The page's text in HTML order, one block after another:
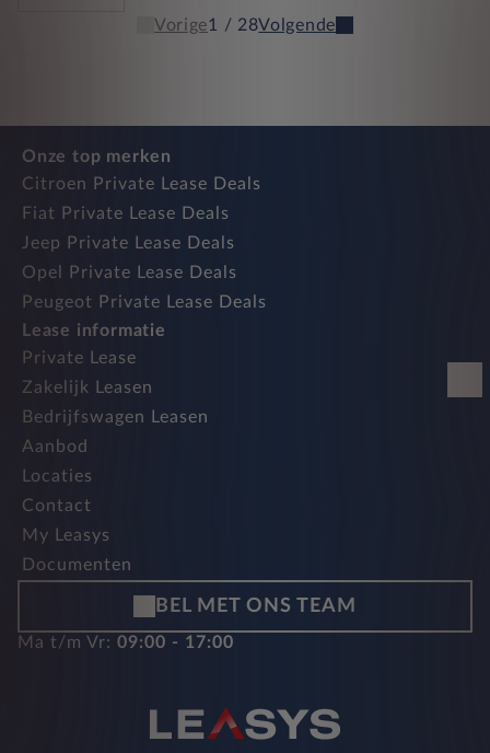
Vorige1 / 28Volgende
Onze top merken
Citroen Private Lease Deals
Fiat Private Lease Deals
Jeep Private Lease Deals
Opel Private Lease Deals
Peugeot Private Lease Deals
Lease informatie
Private Lease
Zakelijk Leasen
Bedrijfswagen Leasen
Aanbod
Locaties
Contact
My Leasys
Documenten
BEL MET ONS TEAM
Ma t/m Vr: 09:00 - 17:00